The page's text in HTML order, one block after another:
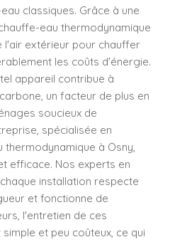
classiques. Grâce à une
eau thermodynamique
l'air extérieur pour chauffer
les coûts d'énergie.
appareil contribue à
un facteur de plus en
soucieux de
spécialisée en
à Osny,
efficace. Nos experts en
installation respecte
et fonctionne de
l'entretien de ces
et peu coûteux, ce qui